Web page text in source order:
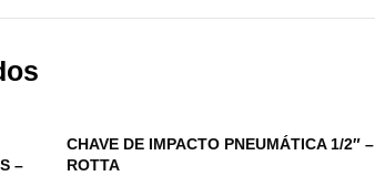
–
CHAVE DE IMPACTO PNEUMÁTICA 1/2″ –
ROTTA